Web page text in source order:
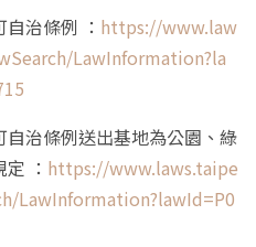
治條例 ： https://www.law
LawInformation?la
治條例送出基地為公園、綠
： https://www.laws.taipe
LawInformation?lawId=P0